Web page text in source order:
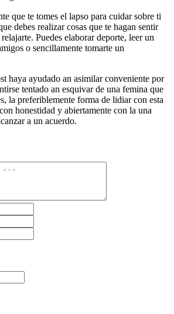
que te tomes el lapso para cuidar sobre ti
debes realizar cosas que te hagan sentir
Puedes elaborar deporte, leer un
o sencillamente tomarte un
haya ayudado an asimilar conveniente por
tentado an esquivar de una femina que
la preferiblemente forma de lidiar con esta
honestidad y abiertamente con la una
a un acuerdo.